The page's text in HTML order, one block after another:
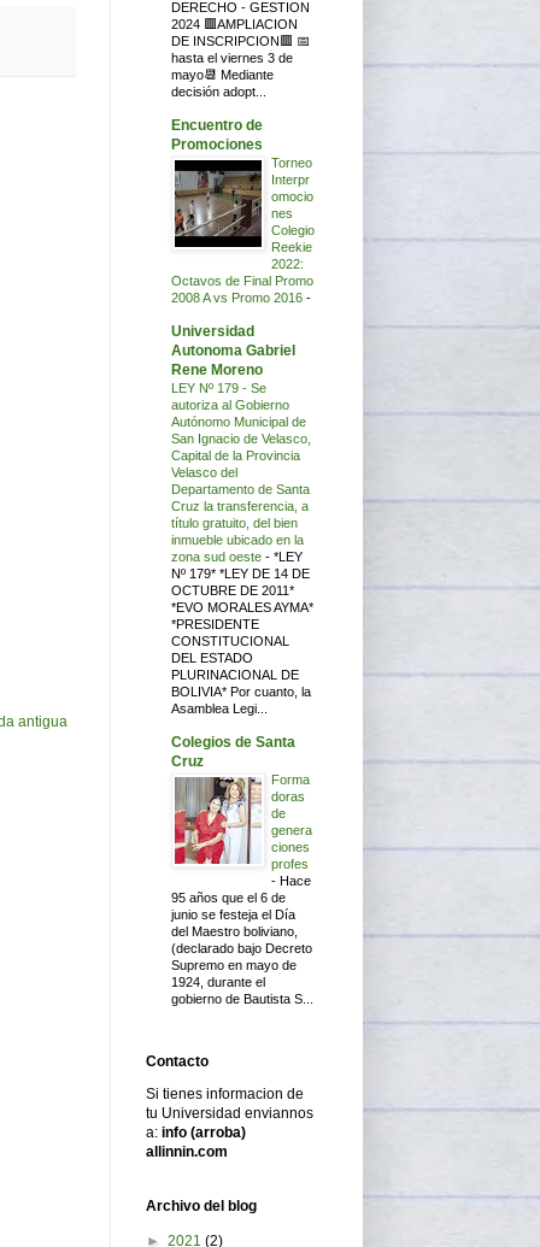
antigua
DERECHO - GESTION
2024 🟥AMPLIACION
DE INSCRIPCION🟥 📅
hasta el viernes 3 de
mayo📆 Mediante
decisión adopt...
Encuentro de
Promociones
Torneo
Interpr
omocio
nes
Colegio
Reekie
2022:
Octavos de Final Promo
2008 A vs Promo 2016 -
Universidad
Autonoma Gabriel
Rene Moreno
LEY Nº 179 - Se
autoriza al Gobierno
Autónomo Municipal de
San Ignacio de Velasco,
Capital de la Provincia
Velasco del
Departamento de Santa
Cruz la transferencia, a
título gratuito, del bien
inmueble ubicado en la
zona sud oeste - *LEY
Nº 179* *LEY DE 14 DE
OCTUBRE DE 2011*
*EVO MORALES AYMA*
*PRESIDENTE
CONSTITUCIONAL
DEL ESTADO
PLURINACIONAL DE
BOLIVIA* Por cuanto, la
Asamblea Legi...
Colegios de Santa
Cruz
Forma
doras
de
genera
ciones
profes
- Hace
95 años que el 6 de
junio se festeja el Día
del Maestro boliviano,
(declarado bajo Decreto
Supremo en mayo de
1924, durante el
gobierno de Bautista S...
Contacto
Si tienes informacion de
tu Universidad enviannos
a: info (arroba)
allinnin.com
Archivo del blog
► 2021 (2)